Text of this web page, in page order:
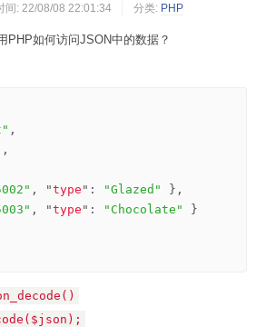
间: 22/08/08 22:01:34 分类: PHP
PHP如何访问JSON中的数据？
,
,
, "type ": "Glazed"
},
, "type ": "Chocolate"
}